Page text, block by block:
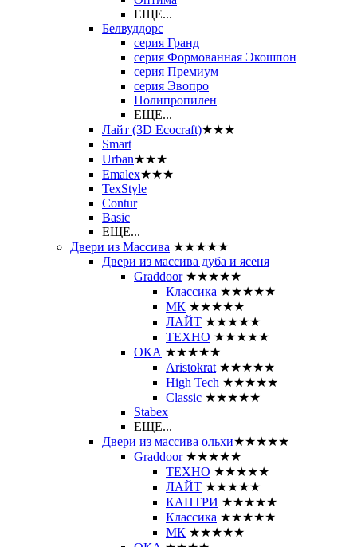
ЕЩЕ...
Белвуддорс
серия Гранд
серия Формованная Экошпон
серия Премиум
серия Эвопро
Полипропилен
ЕЩЕ...
Лайт (3D Ecocraft)★★★
Smart
Urban★★★
Emalex★★★
TexStyle
Contur
Basic
ЕЩЕ...
Двери из Массива ★★★★★
Двери из массива дуба и ясеня
Graddoor ★★★★★
Классика ★★★★★
МК ★★★★★
ЛАЙТ ★★★★★
ТЕХНО ★★★★★
ОКА ★★★★★
Aristokrat ★★★★★
High Tech ★★★★★
Classic ★★★★★
Stabex
ЕЩЕ...
Двери из массива ольхи★★★★★
Graddoor ★★★★★
ТЕХНО ★★★★★
ЛАЙТ ★★★★★
КАНТРИ ★★★★★
Классика ★★★★★
МК ★★★★★